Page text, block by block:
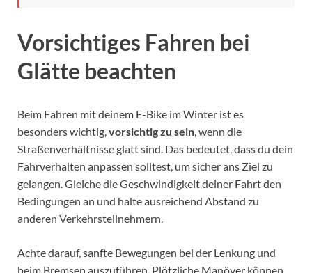
Vorsichtiges Fahren bei
Glätte beachten
Beim Fahren mit deinem E-Bike im Winter ist es
besonders wichtig, vorsichtig zu sein , wenn die
Straßenverhältnisse glatt sind. Das bedeutet, dass du dein
Fahrverhalten anpassen solltest, um sicher ans Ziel zu
gelangen. Gleiche die Geschwindigkeit deiner Fahrt den
Bedingungen an und halte ausreichend Abstand zu
anderen Verkehrsteilnehmern.
Achte darauf, sanfte Bewegungen bei der Lenkung und
beim Bremsen auszuführen. Plötzliche Manöver können